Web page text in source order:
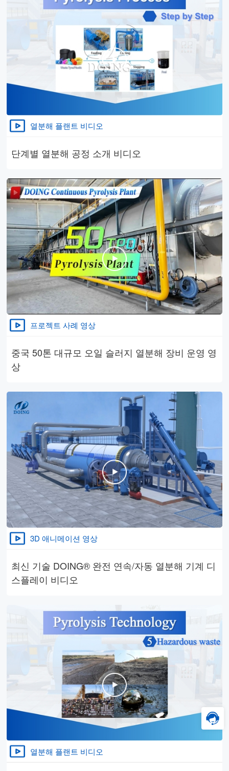
열분해 플랜트 비디오
단계별 열분해 공정 소개 비디오
프로젝트 사례 영상
중국 50톤 대규모 오일 슬러지 열분해 장비 운영 영
상
3D 애니메이션 영상
최신 기술 DOING® 완전 연속/자동 열분해 기계 디
스플레이 비디오
열분해 플랜트 비디오